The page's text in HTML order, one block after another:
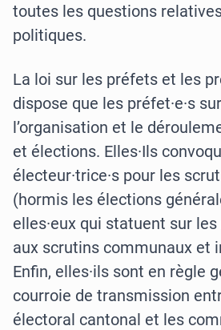
toutes les questions
politiques.
La loi sur les préfets et les
dispose que les préfet·e·s
l’organisation et le
et élections. Elles·Ils
électeur·trice·s pour les
(hormis les élections
elles·eux qui statuent sur
aux scrutins communaux et
Enfin, elles·ils sont en règle
courroie de transmission
électoral cantonal et les